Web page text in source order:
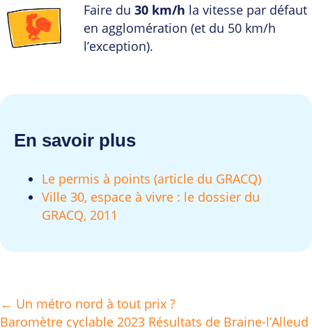
Faire du 30 km/h la vitesse par défaut
en agglomération (et du 50 km/h
l’exception).
En savoir plus
Le permis à points (article du GRACQ)
Ville 30, espace à vivre : le dossier du
GRACQ, 2011
Posts
← Un métro nord à tout prix ?
Baromètre cyclable 2023 Résultats de Braine-l’Alleud